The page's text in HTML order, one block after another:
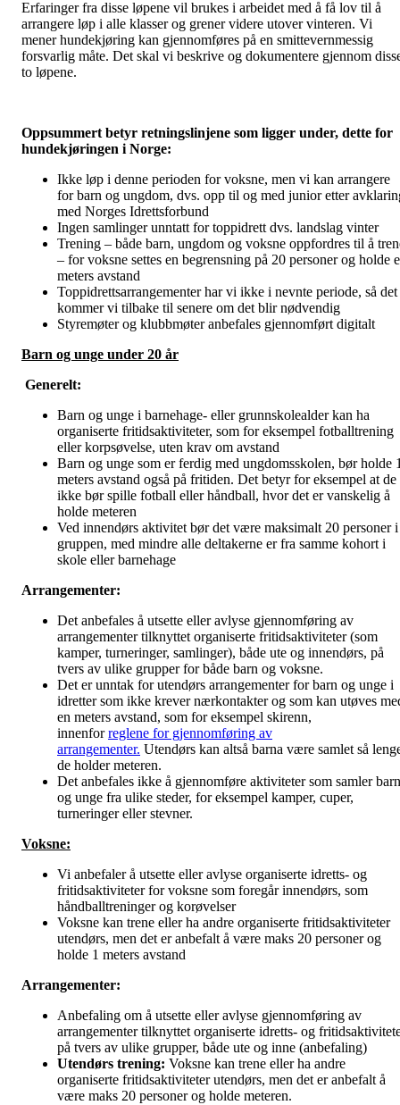
Erfaringer fra disse løpene vil brukes i arbeidet med å få lov til å
arrangere løp i alle klasser og grener videre utover vinteren. Vi
mener hundekjøring kan gjennomføres på en smittevernmessig
forsvarlig måte. Det skal vi beskrive og dokumentere gjennom
to løpene.
Oppsummert betyr retningslinjene som ligger under, dette for
hundekjøringen i Norge:
Ikke løp i denne perioden for voksne, men vi kan arrangere
for barn og ungdom, dvs. opp til og med junior etter
med Norges Idrettsforbund
Ingen samlinger unntatt for toppidrett dvs. landslag vinter
Trening – både barn, ungdom og voksne oppfordres til å
– for voksne settes en begrensning på 20 personer og holde
meters avstand
Toppidrettsarrangementer har vi ikke i nevnte periode, så det
kommer vi tilbake til senere om det blir nødvendig
Styremøter og klubbmøter anbefales gjennomført digitalt
Barn og unge under 20 år
Generelt:
Barn og unge i barnehage- eller grunnskolealder kan ha
organiserte fritidsaktiviteter, som for eksempel fotballtrening
eller korpsøvelse, uten krav om avstand
Barn og unge som er ferdig med ungdomsskolen, bør holde
meters avstand også på fritiden. Det betyr for eksempel at de
ikke bør spille fotball eller håndball, hvor det er vanskelig å
holde meteren
Ved innendørs aktivitet bør det være maksimalt 20 personer i
gruppen, med mindre alle deltakerne er fra samme kohort i
skole eller barnehage
Arrangementer:
Det anbefales å utsette eller avlyse gjennomføring av
arrangementer tilknyttet organiserte fritidsaktiviteter (som
kamper, turneringer, samlinger), både ute og innendørs, på
tvers av ulike grupper for både barn og voksne.
Det er unntak for utendørs arrangementer for barn og unge i
idretter som ikke krever nærkontakter og som kan utøves
en meters avstand, som for eksempel skirenn,
innenforreglene for gjennomføring av
arrangementer. Utendørs kan altså barna være samlet så
de holder meteren.
Det anbefales ikke å gjennomføre aktiviteter som samler barn
og unge fra ulike steder, for eksempel kamper, cuper,
turneringer eller stevner.
Voksne:
Vi anbefaler å utsette eller avlyse organiserte idretts- og
fritidsaktiviteter for voksne som foregår innendørs, som
håndballtreninger og korøvelser
Voksne kan trene eller ha andre organiserte fritidsaktiviteter
utendørs, men det er anbefalt å være maks 20 personer og
holde 1 meters avstand
Arrangementer:
Anbefaling om å utsette eller avlyse gjennomføring av
arrangementer tilknyttet organiserte idretts- og
på tvers av ulike grupper, både ute og inne (anbefaling)
Utendørs trening: Voksne kan trene eller ha andre
organiserte fritidsaktiviteter utendørs, men det er anbefalt å
være maks 20 personer og holde meteren.